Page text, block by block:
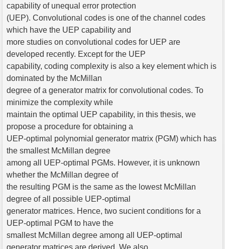
capability of unequal error protection
(UEP). Convolutional codes is one of the channel codes
which have the UEP capability and
more studies on convolutional codes for UEP are
developed recently. Except for the UEP
capability, coding complexity is also a key element which is
dominated by the McMillan
degree of a generator matrix for convolutional codes. To
minimize the complexity while
maintain the optimal UEP capability, in this thesis, we
propose a procedure for obtaining a
UEP-optimal polynomial generator matrix (PGM) which has
the smallest McMillan degree
among all UEP-optimal PGMs. However, it is unknown
whether the McMillan degree of
the resulting PGM is the same as the lowest McMillan
degree of all possible UEP-optimal
generator matrices. Hence, two sucient conditions for a
UEP-optimal PGM to have the
smallest McMillan degree among all UEP-optimal
generator matrices are derived. We also